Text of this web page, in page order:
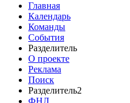
Главная
Календарь
Команды
События
Разделитель
О проекте
Реклама
Поиск
Разделитель2
ФНЛ